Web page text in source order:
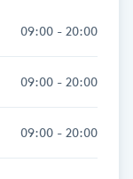
09:00 - 20:00
09:00 - 20:00
09:00 - 20:00